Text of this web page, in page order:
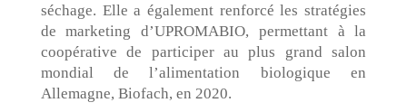
séchage. Elle a également renforcé les stratégies
de marketing d’UPROMABIO, permettant à la
coopérative de participer au plus grand salon
mondial de l’alimentation biologique en
Allemagne, Biofach, en 2020.